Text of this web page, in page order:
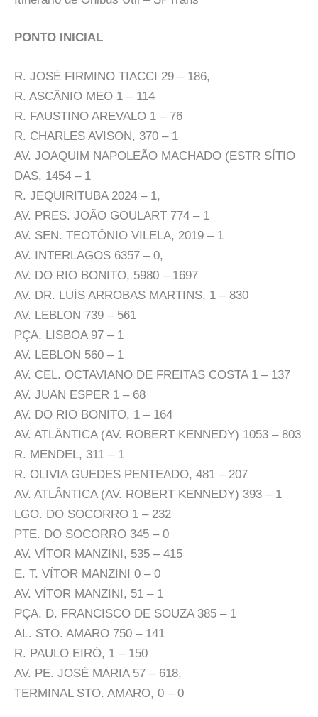
PONTO INICIAL
R. JOSÉ FIRMINO TIACCI 29 – 186,
R. ASCÂNIO MEO 1 – 114
R. FAUSTINO AREVALO 1 – 76
R. CHARLES AVISON, 370 – 1
AV. JOAQUIM NAPOLEÃO MACHADO (ESTR SÍTIO
DAS, 1454 – 1
R. JEQUIRITUBA 2024 – 1,
AV. PRES. JOÃO GOULART 774 – 1
AV. SEN. TEOTÔNIO VILELA, 2019 – 1
AV. INTERLAGOS 6357 – 0,
AV. DO RIO BONITO, 5980 – 1697
AV. DR. LUÍS ARROBAS MARTINS, 1 – 830
AV. LEBLON 739 – 561
PÇA. LISBOA 97 – 1
AV. LEBLON 560 – 1
AV. CEL. OCTAVIANO DE FREITAS COSTA 1 – 137
AV. JUAN ESPER 1 – 68
AV. DO RIO BONITO, 1 – 164
AV. ATLÂNTICA (AV. ROBERT KENNEDY) 1053 – 803
R. MENDEL, 311 – 1
R. OLIVIA GUEDES PENTEADO, 481 – 207
AV. ATLÂNTICA (AV. ROBERT KENNEDY) 393 – 1
LGO. DO SOCORRO 1 – 232
PTE. DO SOCORRO 345 – 0
AV. VÍTOR MANZINI, 535 – 415
E. T. VÍTOR MANZINI 0 – 0
AV. VÍTOR MANZINI, 51 – 1
PÇA. D. FRANCISCO DE SOUZA 385 – 1
AL. STO. AMARO 750 – 141
R. PAULO EIRÓ, 1 – 150
AV. PE. JOSÉ MARIA 57 – 618,
TERMINAL STO. AMARO, 0 – 0